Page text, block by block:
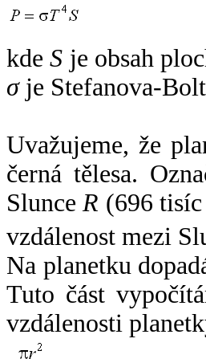
kdeS je obsah
σje Stefanova-
Uvažujeme, že
černá tělesa.
SlunceR (696
vzdálenost mezi
Na planetku
Tuto část
vzdálenosti